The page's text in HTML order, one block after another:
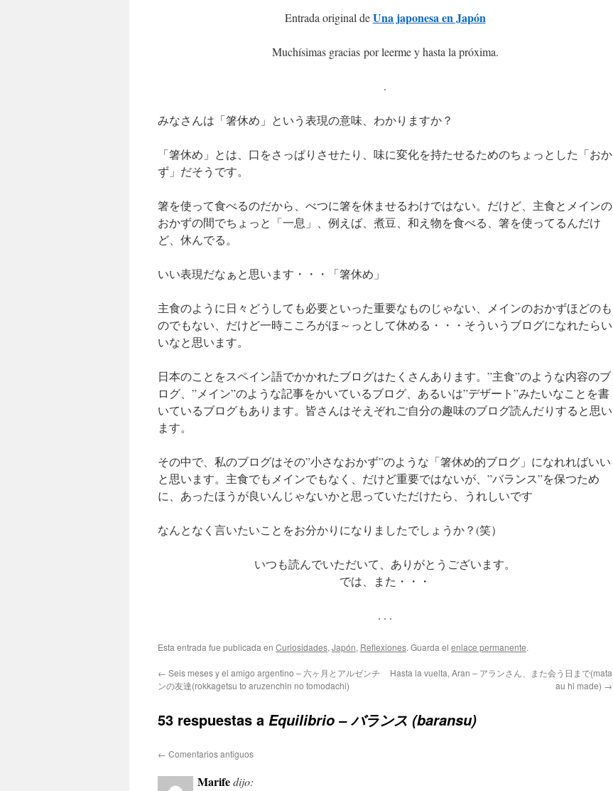
Entrada original deUna japonesa en Japón
Muchísimas gracias por leerme y hasta la próxima.
.
みなさんは「箸休め」という表現の意味、わかりますか？
「箸休め」とは、口をさっぱりさせたり、味に変化を持たせるためのちょっとした「おか
ず」だそうです。
箸を使って食べるのだから、べつに箸を休ませるわけではない。だけど、主食とメインの
おかずの間でちょっと「一息」、例えば、煮豆、和え物を食べる、箸を使ってるんだけ
ど、休んでる。
いい表現だなぁと思います・・・「箸休め」
主食のように日々どうしても必要といった重要なものじゃない、メインのおかずほどのも
のでもない、だけど一時こころがほ～っとして休める・・・そういうブログになれたらい
いなと思います。
日本のことをスペイン語でかかれたブログはたくさんあります。”主食”のような内容のブ
ログ、”メイン”のような記事をかいているブログ、あるいは”デザート”みたいなことを書
いているブログもあります。皆さんはそえぞれご自分の趣味のブログ読んだりすると思い
ます。
その中で、私のブログはその”小さなおかず”のような「箸休め的ブログ」になれればいい
と思います。主食でもメインでもなく、だけど重要ではないが、”バランス”を保つため
に、あったほうが良いんじゃないかと思っていただけたら、うれしいです
なんとなく言いたいことをお分かりになりましたでしょうか？(笑）
いつも読んでいただいて、ありがとうございます。
では、また・・・
. . .
Esta entrada fue publicada en Curiosidades, Japón, Reflexiones. Guarda el enlace permanente.
← Seis meses y el amigo argentino – 六ヶ月とアルゼンチ
ンの友達(rokkagetsu to aruzenchin no tomodachi)
Hasta la vuelta, Aran – アランさん、また会う日まで(mata
au hi made) →
53 respuestas a Equilibrio – バランス (baransu)
← Comentarios antiguos
Marifedijo: